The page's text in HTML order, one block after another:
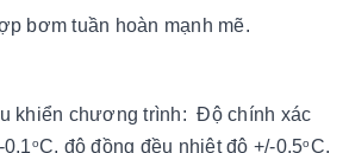
bơm tuần hoàn mạnh mẽ.
khiển chương trình: Độ chính xác
oC, độ đồng đều nhiệt độ +/-0,5oC,